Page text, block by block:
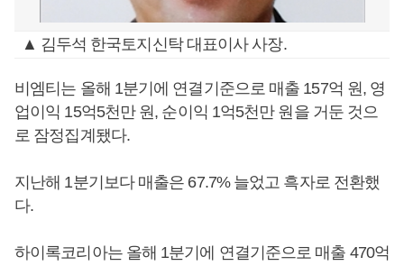
▲ 김두석 한국토지신탁 대표이사 사장.
비엠티는 올해 1분기에 연결기준으로 매출 157억 원, 영
업이익 15억5천만 원, 순이익 1억5천만 원을 거둔 것으
로 잠정집계됐다.
지난해 1분기보다 매출은 67.7% 늘었고 흑자로 전환했
다.
하이록코리아는 올해 1분기에 연결기준으로 매출 470억